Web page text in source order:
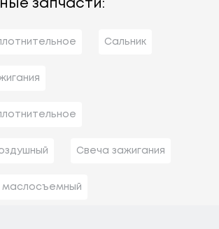
запчасти:
Сальник
Свеча зажигания
маслосъемный